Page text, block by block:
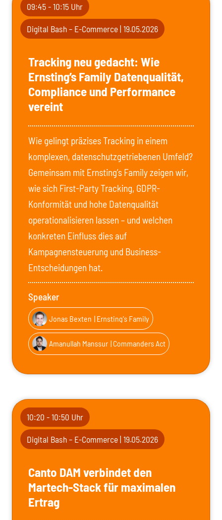
09:45 - 10:15 Uhr
Digital Bash – E-Commerce | 19.05.2026
Tracking neu gedacht: Wie
Ernsting’s Family Datenqualität,
Compliance und Performance
vereint
Wie gelingt präzises Tracking in einem
komplexen, datenschutzgetriebenen Umfeld?
Gemeinsam mit Ernsting’s Family zeigen wir,
wie sich First-Party Tracking, GDPR-
Konformität und hohe Datenqualität
operationalisieren lassen – und welchen
konkreten Einfluss dies auf
Kampagnensteuerung und Business-
Entscheidungen hat.
Speaker
Jonas Bexten | Ernsting's Family
Amanullah Manssur | Commanders Act
10:20 - 10:50 Uhr
Digital Bash – E-Commerce | 19.05.2026
Canto DAM verbindet den
Martech-Stack für maximalen
Ertrag